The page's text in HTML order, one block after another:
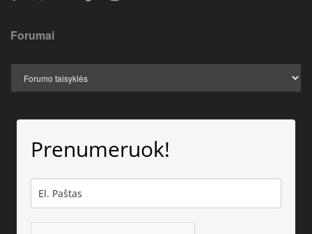
Forumai
Prenumeruok!